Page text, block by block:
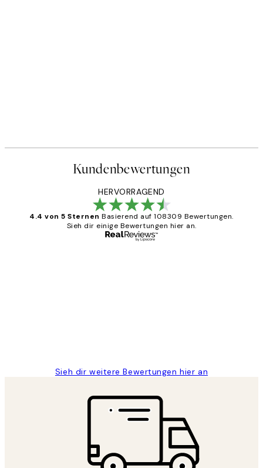
Kundenbewertungen
HERVORRAGEND
4.4 von 5 Sternen Basierend auf 108309 Bewertungen.
Sieh dir einige Bewertungen hier an.
Sieh dir weitere Bewertungen hier an